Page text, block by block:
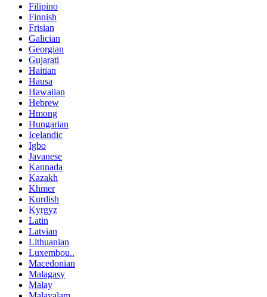
Filipino
Finnish
Frisian
Galician
Georgian
Gujarati
Haitian
Hausa
Hawaiian
Hebrew
Hmong
Hungarian
Icelandic
Igbo
Javanese
Kannada
Kazakh
Khmer
Kurdish
Kyrgyz
Latin
Latvian
Lithuanian
Luxembou..
Macedonian
Malagasy
Malay